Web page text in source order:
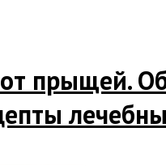
прыщей.